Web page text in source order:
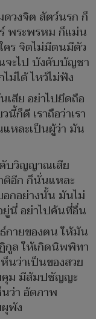
ดวงจิต สัตว์นรก ก็
พระพรหม ก็แม่น
ร จิตไม่มีตนมีตัว
จะไป บังคับบัญชา
ม่ได้ ไหว้ไม่ฟัง
เสีย อย่าไปยึดถือ
ก็ดี เราถือว่าเรา
หละเป็นผู้ว่า มัน
ดับวิญญาณเสีย
อีก ก็นั่นแหละ
กอย่างนั้น มันไม่
นี่ อย่าไปค้นที่อื่น
ายของตน ให้มัน
กูล ให้เกิดนิพพิทา
ว่าเป็นของสวย
คุม มีสัมปชัญญะ
ว่า อัตภาพ
พัง